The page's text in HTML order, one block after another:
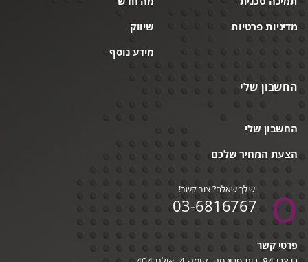
מדיניות פרטיות
שיווק
מידע נוסף
החשבון שלי
החשבון שלי
הצעת המחיר שלכם
יש לך שאלה? צור קשר!
03-6816767
פרטי קשר